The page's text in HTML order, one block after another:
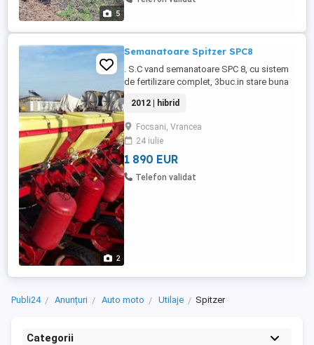
5
2
Semanatoare Spitzer SPC8
. S.C vand semanatoare SPC 8, cu sistem
de fertilizare complet, 3buc.in stare buna
Relatii la telf 0729853481, data fabricatiei:
2012, kilometraj: 1, tip de combustibil:
Hibrid
2012 | hibrid
Focsani, Vrancea
24 iulie
1 890 EUR
Telefon validat
Publi24 Anunțuri Auto moto Utilaje Spitzer
Categorii